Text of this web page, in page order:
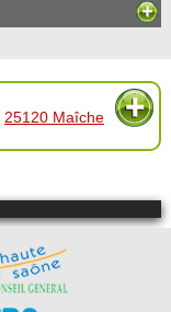
25120 Maîche